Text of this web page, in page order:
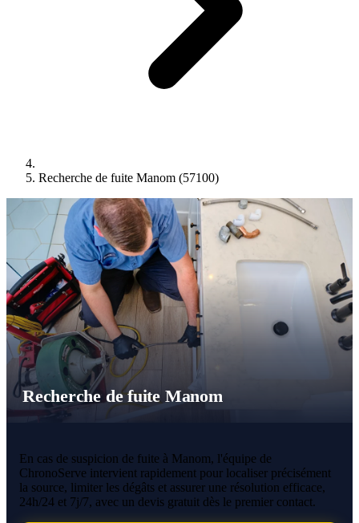
Recherche de fuite Manom (57100)
Recherche de fuite Manom
En cas de suspicion de fuite à Manom, l'équipe de
ChronoServe intervient rapidement pour localiser précisément
la source, limiter les dégâts et assurer une résolution efficace,
24h/24 et 7j/7, avec un devis gratuit dès le premier contact.